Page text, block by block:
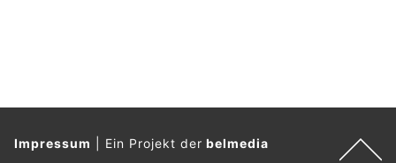
Impressum Ein Projekt derbelmedia